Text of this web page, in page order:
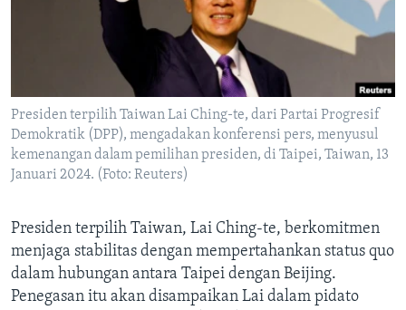
Presiden terpilih Taiwan Lai Ching-te, dari Partai Progresif
Demokratik (DPP), mengadakan konferensi pers, menyusul
kemenangan dalam pemilihan presiden, di Taipei, Taiwan, 13
Januari 2024. (Foto: Reuters)
Presiden terpilih Taiwan, Lai Ching-te, berkomitmen
menjaga stabilitas dengan mempertahankan status quo
dalam hubungan antara Taipei dengan Beijing.
Penegasan itu akan disampaikan Lai dalam pidato